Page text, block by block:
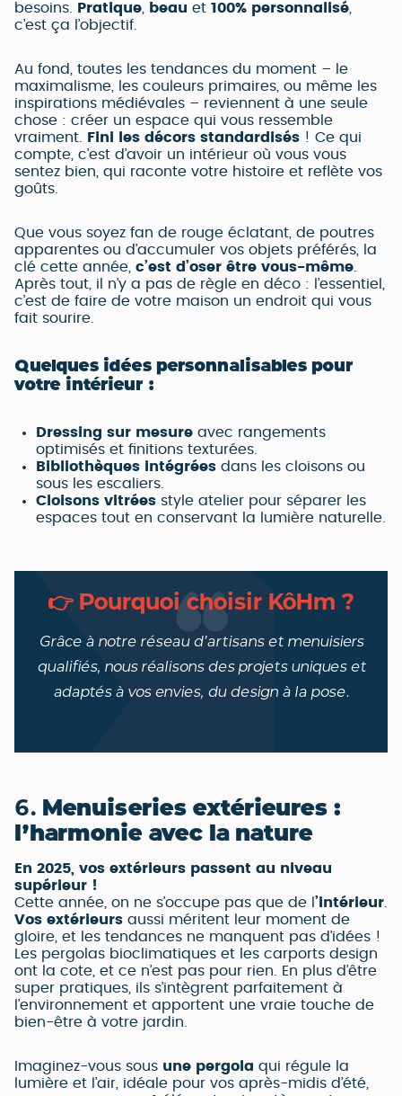
besoins.
Pratique beau et 100% personnalisé
c’est ça l’objectif.
Au fond, toutes les tendances du moment – le
maximalisme, les couleurs primaires, ou même les
inspirations médiévales – reviennent à une seule
chose : créer un espace qui vous ressemble
vraiment.
Fini les décors standardisés ! Ce qui
compte, c’est d’avoir un intérieur où vous vous
sentez bien, qui raconte votre histoire et reflète vos
goûts.
Que vous soyez fan de rouge éclatant, de poutres
apparentes ou d’accumuler vos objets préférés, la
clé cette année, c’est d’oser être vous-même
Après tout, il n’y a pas de règle en déco : l’essentiel,
c’est de faire de votre maison un endroit qui vous
fait sourire.
Quelques idées personnalisables pour
votre intérieur :
Dressing sur mesure avec rangements
optimisés et finitions texturées.
Bibliothèques intégrées dans les cloisons ou
sous les escaliers.
Cloisons vitrées style atelier pour séparer les
espaces tout en conservant la lumière naturelle.
👉 Pourquoi choisir KôHm ?
Grâce à notre réseau d’artisans et menuisiers
qualifiés, nous réalisons des projets uniques et
adaptés à vos envies, du design à la pose.
6. Menuiseries extérieures :
l’harmonie avec la nature
En 2025, vos extérieurs passent au niveau
supérieur !
Cette année, on ne s’occupe pas que de l ’intérieur
Vos extérieurs aussi méritent leur moment de
gloire, et les tendances ne manquent pas d’idées !
Les pergolas bioclimatiques et les carports design
ont la cote, et ce n’est pas pour rien. En plus d’être
super pratiques, ils s’intègrent parfaitement à
l’environnement et apportent une vraie touche de
bien-être à votre jardin.
Imaginez-vous sous une pergola qui régule la
lumière et l’air, idéale pour vos après-midis d’été,